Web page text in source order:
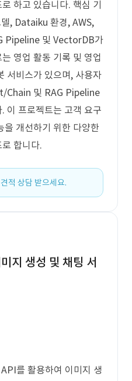
하고 있습니다. 핵심 기
, Dataiku 환경, AWS,
Pipeline 및 VectorDB가
영업 활동 기록 및 영업
서비스가 있으며, 사용자
Chain 및 RAG Pipeline
이 프로젝트는 고객 요구
을 개선하기 위한 다양한
합니다.
적 상담 받으세요.
지 생성 및 채팅 서
를 활용하여 이미지 생